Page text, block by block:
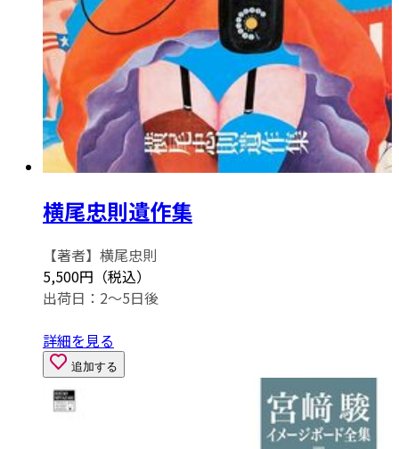
横尾忠則遺作集
【著者】横尾忠則
5,500円（税込）
出荷日：2～5日後
詳細を見る
追加する